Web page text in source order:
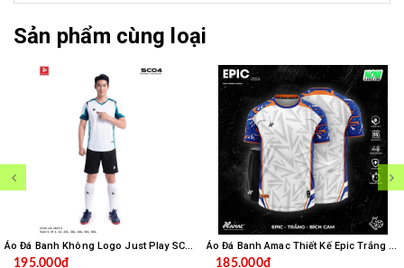
Sản phẩm cùng loại
Áo Đá Banh Không Logo Just Play SC04 - Trắng
195.000₫
Áo Đá Banh Amac Thiết Kế Epic Trắng Bích
185.000₫